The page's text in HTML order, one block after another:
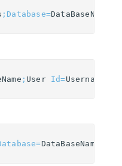
; Database=DataBaseName
; User Id=Username
=DataBaseName